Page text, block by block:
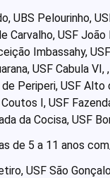
UBS Pelourinho,
Carvalho, USF
Imbassahy,
USF Cabula
Periperi, USF
I, USF
da Cocisa, USF
de 5 a 11 anos
USF São